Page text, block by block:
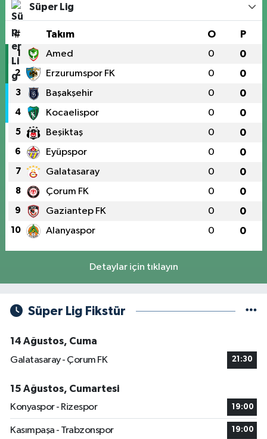
Süper Lig
# Takım O P
1 Amed 0 0
2 Erzurumspor FK 0 0
3 Başakşehir 0 0
4 Kocaelispor 0 0
5 Beşiktaş 0 0
6 Eyüpspor 0 0
7 Galatasaray 0 0
8 Çorum FK 0 0
9 Gaziantep FK 0 0
10 Alanyaspor 0 0
Detaylar için tıklayın
Süper Lig Fikstür
14 Ağustos, Cuma
Galatasaray - Çorum FK
21:30
15 Ağustos, Cumartesi
Konyaspor - Rizespor
19:00
Kasımpaşa - Trabzonspor 19:00